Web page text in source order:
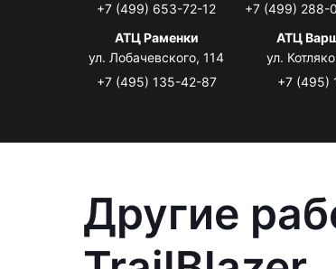
+7 (499) 653-72-12
+7 (499) 288-
АТЦ Раменки
ул. Лобачевского, 114
+7 (495) 135-42-87
АТЦ
ул.
+7 (495)
Другие